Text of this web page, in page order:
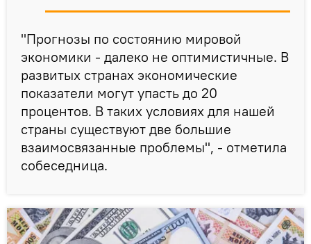
"Прогнозы по состоянию мировой
экономики - далеко не оптимистичные. В
развитых странах экономические
показатели могут упасть до 20
процентов. В таких условиях для нашей
страны существуют две большие
взаимосвязанные проблемы", - отметила
собеседница.